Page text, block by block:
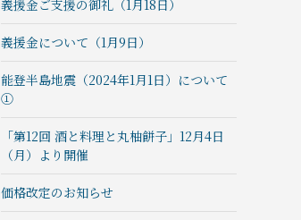
義援金ご支援の御礼（1月18日）
義援金について（1月9日）
能登半島地震（2024年1月1日）について
①
「第12回 酒と料理と丸柚餅子」12月4日
（月）より開催
価格改定のお知らせ